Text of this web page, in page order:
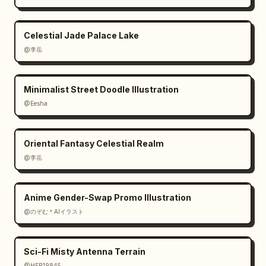
hồ phản chiếu với vệt kiếm sáng rực rỡ gợn
sóng trên mặt nước.
14. P14 / 24mm orbit / Hào quang bao quanh cơ
thể: tư thế chính diện toàn thân với một vòng
tròn sáng bao quanh thắt lưng.
15. P15 / 85mm portrait / Nín thở: chân dung
đầy cảm xúc, tóc bay, khu rừng phía sau, một
mảng xám hình chữ nhật che một phần vùng thân
trên.
16. P16 / 35mm burst / Lướt qua mặt: cận cảnh
năng động của khuôn mặt và mái tóc khi tia
17. P17 / 35mm whip / Nhảy qua hồ: nhảy lên
không trung qua vùng nước nông với kiếm vươn
18. P18 / low 24mm / Hạ cánh từ trên không:
Celestial Jade Palace Lake
@李岳
Minimalist Street Doodle Illustration
@Eesha
Oriental Fantasy Celestial Realm
@李岳
Anime Gender-Swap Promo Illustration
@のぞむ＊AIイラスト
Sci-Fi Misty Antenna Terrain